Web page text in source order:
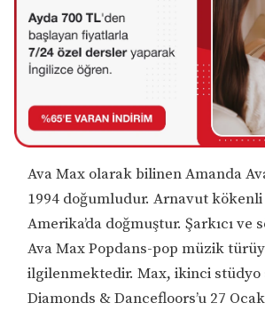
Ava Max olarak bilinen Amanda
1994 doğumludur. Arnavut
Amerika’da doğmuştur. Şarkıcı ve
Ava Max Popdans-pop müzik
ilgilenmektedir. Max, ikinci stüdyo
Diamonds & Dancefloors’u 27 Ocak